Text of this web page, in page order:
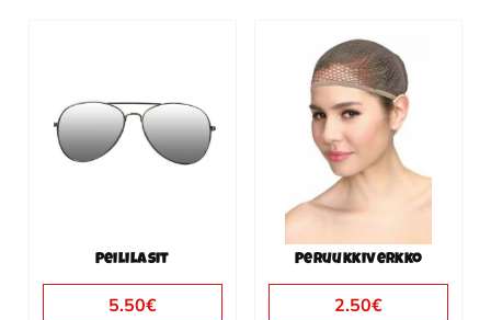
Peililasit
5.50€
Peruukkiverkko
2.50€